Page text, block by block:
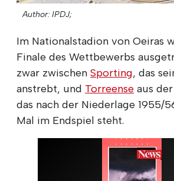
Author: IPDJ;
Im Nationalstadion von Oeiras
Finale des Wettbewerbs
zwar zwischen Sporting, das
anstrebt, und Torreense aus
das nach der Niederlage 1955/
Mal im Endspiel steht.